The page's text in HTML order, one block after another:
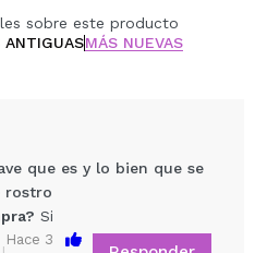
sobre este producto
ANTIGUASMÁS NUEVAS
que es y lo bien que se
rostro
Si
Hace 3